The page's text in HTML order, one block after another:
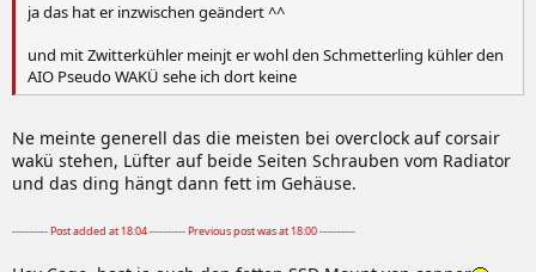
ja das hat er inzwischen geändert ^^
und mit Zwitterkühler meinjt er wohl den Schmetterling kühler den
AIO Pseudo WAKÜ sehe ich dort keine
Ne meinte generell das die meisten bei overclock auf corsair
wakü stehen, Lüfter auf beide Seiten Schrauben vom Radiator
und das ding hängt dann fett im Gehäuse.
---------- Post added at 18:04 ---------- Previous post was at 18:00 ----------